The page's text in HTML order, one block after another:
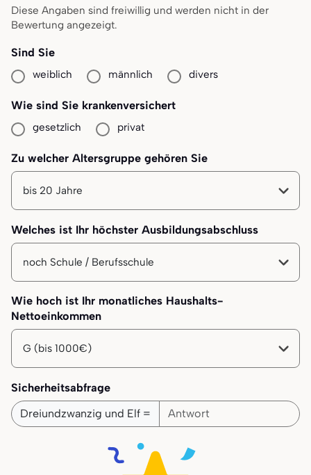
Diese Angaben sind freiwillig und werden nicht in der
Bewertung angezeigt.
Sind Sie
weiblich männlich divers
Wie sind Sie krankenversichert
gesetzlich privat
Zu welcher Altersgruppe gehören Sie
Ihre Altersgruppe
Welches ist Ihr höchster Ausbildungsabschluss
Ihr höchster Bildungsabschluss
Wie hoch ist Ihr monatliches Haushalts-
Nettoeinkommen
Ihr monatliches Haushalts-Nettoeinkommen
Sicherheitsabfrage
Dreiundzwanzig und Elf =